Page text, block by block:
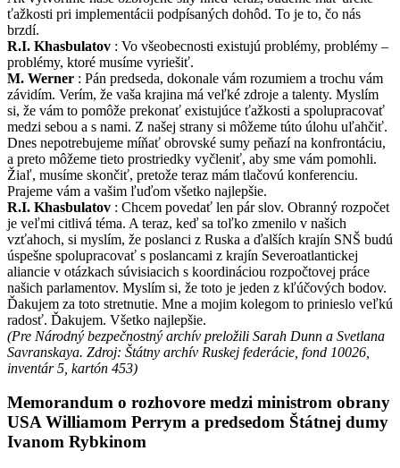
ťažkosti pri implementácii podpísaných dohôd. To je to, čo nás
brzdí.
R.I. Khasbulatov : Vo všeobecnosti existujú problémy, problémy –
problémy, ktoré musíme vyriešiť.
M. Werner : Pán predseda, dokonale vám rozumiem a trochu vám
závidím. Verím, že vaša krajina má veľké zdroje a talenty. Myslím
si, že vám to pomôže prekonať existujúce ťažkosti a spolupracovať
medzi sebou a s nami. Z našej strany si môžeme túto úlohu uľahčiť.
Dnes nepotrebujeme míňať obrovské sumy peňazí na konfrontáciu,
a preto môžeme tieto prostriedky vyčleniť, aby sme vám pomohli.
Žiaľ, musíme skončiť, pretože teraz mám tlačovú konferenciu.
Prajeme vám a vašim ľuďom všetko najlepšie.
R.I. Khasbulatov : Chcem povedať len pár slov. Obranný rozpočet
je veľmi citlivá téma. A teraz, keď sa toľko zmenilo v našich
vzťahoch, si myslím, že poslanci z Ruska a ďalších krajín SNŠ budú
úspešne spolupracovať s poslancami z krajín Severoatlantickej
aliancie v otázkach súvisiacich s koordináciou rozpočtovej práce
našich parlamentov. Myslím si, že toto je jeden z kľúčových bodov.
Ďakujem za toto stretnutie. Mne a mojim kolegom to prinieslo veľkú
radosť. Ďakujem. Všetko najlepšie.
(Pre Národný bezpečnostný archív preložili Sarah Dunn a Svetlana
Savranskaya. Zdroj: Štátny archív Ruskej federácie, fond 10026,
inventár 5, kartón 453)
Memorandum o rozhovore medzi ministrom obrany
USA Williamom Perrym a predsedom Štátnej dumy
Ivanom Rybkinom